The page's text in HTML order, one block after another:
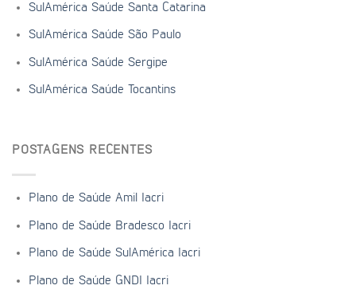
SulAmérica Saúde Santa Catarina
SulAmérica Saúde São Paulo
SulAmérica Saúde Sergipe
SulAmérica Saúde Tocantins
POSTAGENS RECENTES
Plano de Saúde Amil Iacri
Plano de Saúde Bradesco Iacri
Plano de Saúde SulAmérica Iacri
Plano de Saúde GNDI Iacri